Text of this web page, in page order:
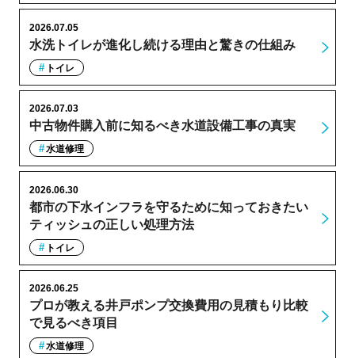
水洗トイレが進化し続ける理由と驚きの仕組み
2026.07.05
トイレ
中古物件購入前に知るべき水道設備工事の真実
2026.07.03
水道修理
都市の下水インフラを守るために知っておきたい
ティッシュの正しい処理方法
2026.06.30
トイレ
プロが教える井戸ポンプ交換費用の見積もり比較
で見るべき項目
2026.06.25
水道修理